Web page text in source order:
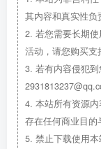
其内容和真实性负
2. 若您需要长期
活动，请您购买支
3. 若有内容侵犯
4. 本站所有资源
存在任何商业目的
5. 禁止下载使用